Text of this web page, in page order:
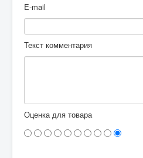
E-mail
Текст комментария
Оценка для товара